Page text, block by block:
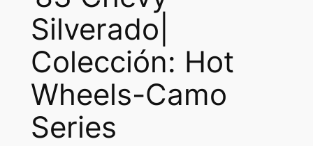
Silverado|
Colección: Hot
Wheels-Camo
Series